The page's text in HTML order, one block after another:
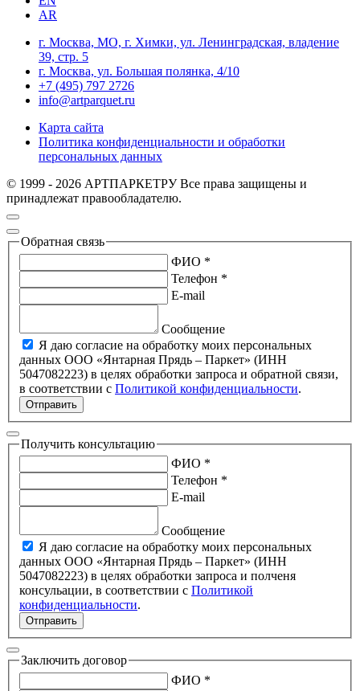
AR
г. Москва, МО, г. Химки, ул. Ленинградская, владение
39, стр. 5
г. Москва, ул. Большая полянка, 4/10
+7 (495) 797 2726
info@artparquet.ru
Карта сайта
Политика конфиденциальности и обработки
персональных данных
© 1999 - 2026 АРТПАРКЕТРУ Все права защищены и
принадлежат правообладателю.
Обратная связь
ФИО *
Телефон *
E-mail
Сообщение
Я даю согласие на обработку моих персональных
данных ООО «Янтарная Прядь – Паркет» (ИНН
5047082223) в целях обработки запроса и обратной связи,
в соответствии с Политикой конфиденциальности.
Отправить
Получить консультацию
ФИО *
Телефон *
E-mail
Сообщение
Я даю согласие на обработку моих персональных
данных ООО «Янтарная Прядь – Паркет» (ИНН
5047082223) в целях обработки запроса и полченя
консульации, в соответствии с Политикой
конфиденциальности.
Отправить
Заключить договор
ФИО *